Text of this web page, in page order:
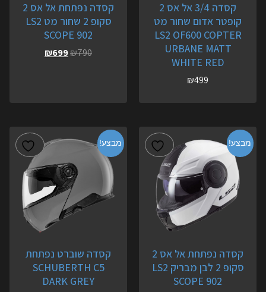
קסדה 3/4 אל אס 2
קופטר אדום שחור מט
LS2 OF600 COPTER
URBANE MATT
WHITE RED
₪499
קסדה נפתחת אל אס 2
סקופ 2 שחור מט LS2
SCOPE 902
₪790
₪699
מבצע!
קסדה נפתחת אל אס 2
סקופ 2 לבן מבריק LS2
SCOPE 902
מבצע!
קסדה שוברט נפתחת
SCHUBERTH C5
DARK GREY